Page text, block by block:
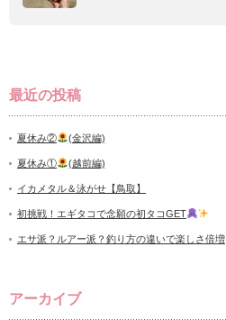
最近の投稿
夏休み② (金沢編)
夏休み① (越前編)
イカメタル＆泳がせ【鳥取】
初挑戦！エギタコで念願の初タコGET
エサ派？ルアー派？釣り方の違いで楽しさ倍増
アーカイブ